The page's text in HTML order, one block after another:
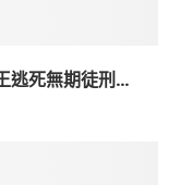
死無期徒刑...